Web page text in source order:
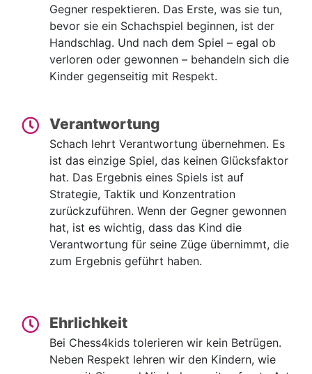
Gegner respektieren. Das Erste, was sie tun,
bevor sie ein Schachspiel beginnen, ist der
Handschlag. Und nach dem Spiel – egal ob
verloren oder gewonnen – behandeln sich die
Kinder gegenseitig mit Respekt.
Verantwortung
Schach lehrt Verantwortung übernehmen. Es
ist das einzige Spiel, das keinen Glücksfaktor
hat. Das Ergebnis eines Spiels ist auf
Strategie, Taktik und Konzentration
zurückzuführen. Wenn der Gegner gewonnen
hat, ist es wichtig, dass das Kind die
Verantwortung für seine Züge übernimmt, die
zum Ergebnis geführt haben.
Ehrlichkeit
Bei Chess4kids tolerieren wir kein Betrügen.
Neben Respekt lehren wir den Kindern, wie